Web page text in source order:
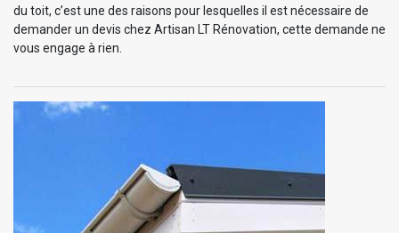
du toit, c’est une des raisons pour lesquelles il est nécessaire de
demander un devis chez Artisan LT Rénovation, cette demande ne
vous engage à rien.